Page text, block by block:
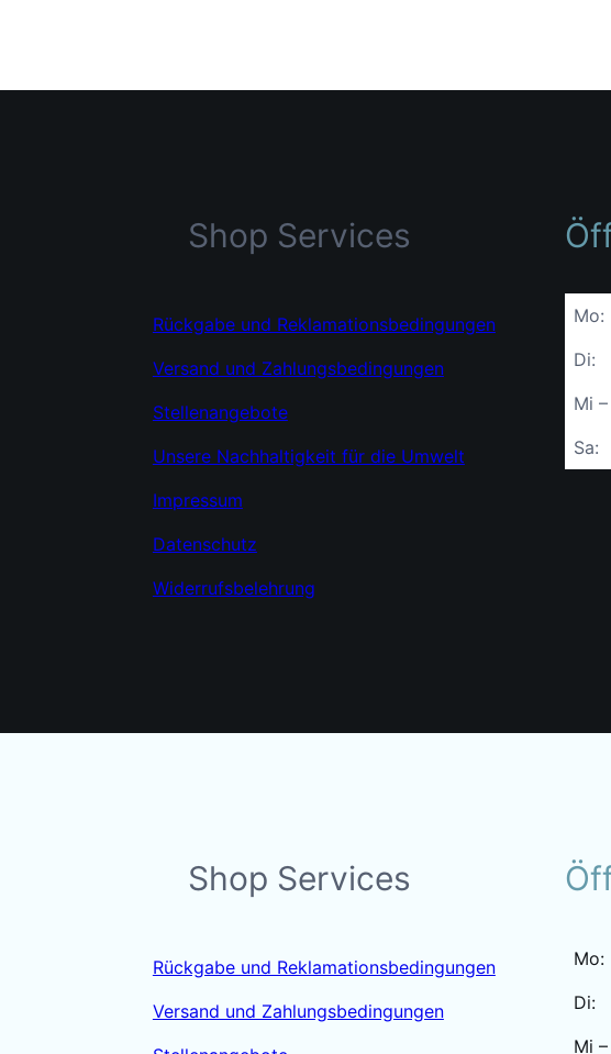
Shop Services
Rückgabe und Reklamationsbedingungen
Versand und Zahlungsbedingungen
Stellenangebote
Unsere Nachhaltigkeit für die Umwelt
Impressum
Datenschutz
Widerrufsbelehrung
Mo:
Di:
Mi
Sa:
Shop Services
Rückgabe und Reklamationsbedingungen
Versand und Zahlungsbedingungen
Mo:
Di:
Mi